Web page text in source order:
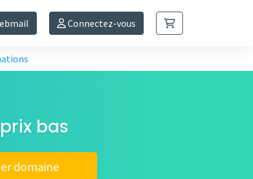
Connectez-vous
bas
domaine